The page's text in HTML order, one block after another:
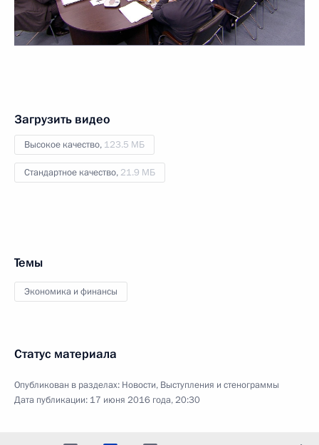
Загрузить видео
Высокое качество, 123.5 МБ
Стандартное качество, 21.9 МБ
Темы
Экономика и финансы
Статус материала
Опубликован в разделах: Новости, Выступления и стенограммы
Дата публикации: 17 июня 2016 года, 20:30